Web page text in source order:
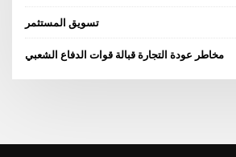
تسويق المستثمر
مخاطر عودة التجارة قبالة قوات الدفاع الشعبي